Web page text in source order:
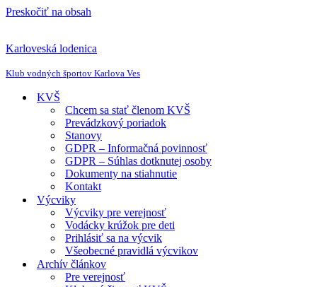
Preskočiť na obsah
Karloveská lodenica
Klub vodných športov Karlova Ves
KVŠ
Chcem sa stať členom KVŠ
Prevádzkový poriadok
Stanovy
GDPR – Informačná povinnosť
GDPR – Súhlas dotknutej osoby
Dokumenty na stiahnutie
Kontakt
Výcviky
Výcviky pre verejnosť
Vodácky krúžok pre deti
Prihlásiť sa na výcvik
Všeobecné pravidlá výcvikov
Archív článkov
Pre verejnosť